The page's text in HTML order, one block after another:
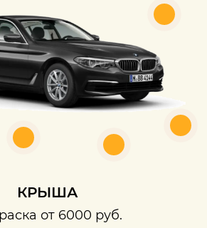
КРЫША
от 6000 руб.